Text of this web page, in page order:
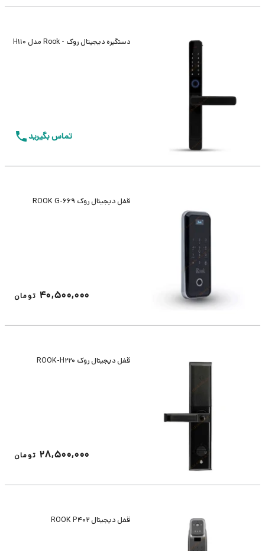
دستگیره دیجیتال روک - Rook مدل H110
تماس بگیرید
قفل دیجیتال روک ROOK G-669
40,500,000 تومان
قفل دیجیتال روک ROOK-H220
28,500,000 تومان
قفل دیجیتال ROOK P402